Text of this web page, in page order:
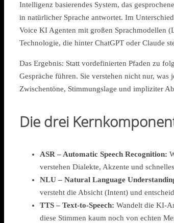
Intelligenz basierendes System, das
in natürlicher Sprache antwortet. Im
Voice KI Agenten mit großen Sprachmodellen
Technologie, die hinter ChatGPT oder Claude
Das Ergebnis: Statt vordefinierten Pfaden zu
Gespräche führen. Sie verstehen nicht nur,
Zwischentöne, Stimmungslage und impliziter
Die drei
ASR – Automatic Speech Recognition:
verstehen Dialekte, Akzente und
NLU – Natural Language
versteht die Absicht (Intent) und
TTS – Text-to-Speech: Wandelt die KI-
diese Stimmen kaum noch von echten